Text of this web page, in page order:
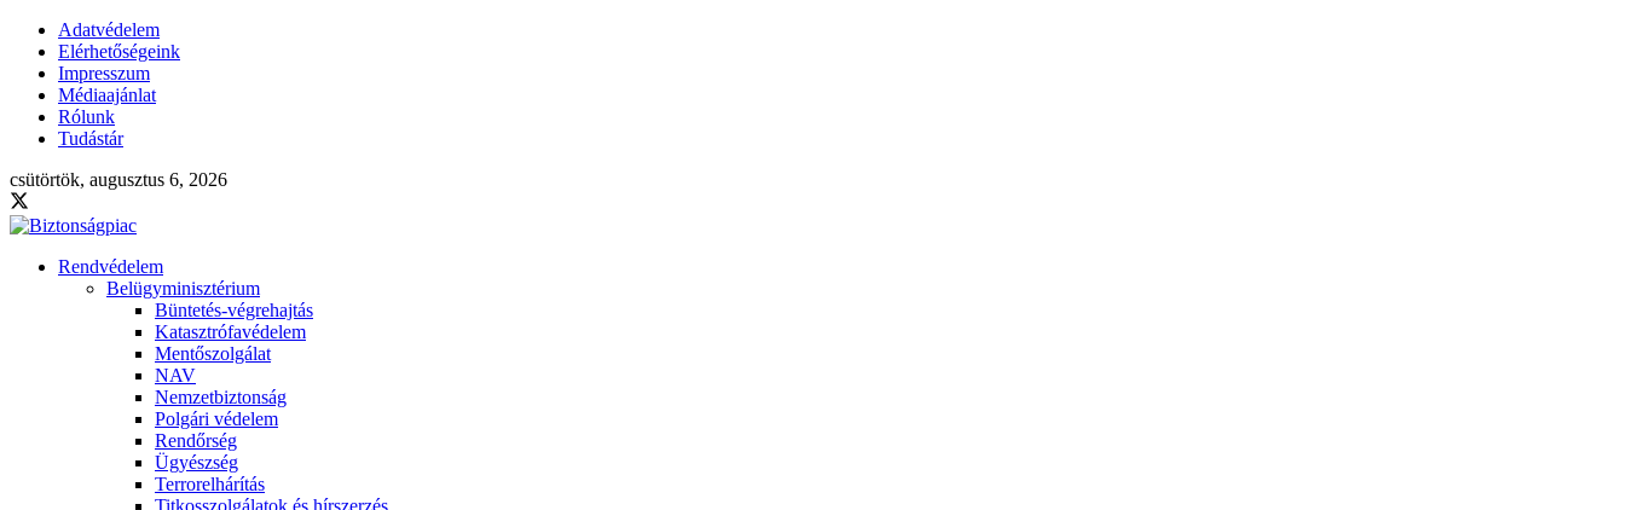
Adatvédelem
Elérhetőségeink
Impresszum
Médiaajánlat
Rólunk
Tudástár
csütörtök, augusztus 6, 2026
Rendvédelem
Belügyminisztérium
Büntetés-végrehajtás
Katasztrófavédelem
Mentőszolgálat
NAV
Nemzetbiztonság
Polgári védelem
Rendőrség
Ügyészség
Terrorelhárítás
Titkosszolgálatok és hírszerzés